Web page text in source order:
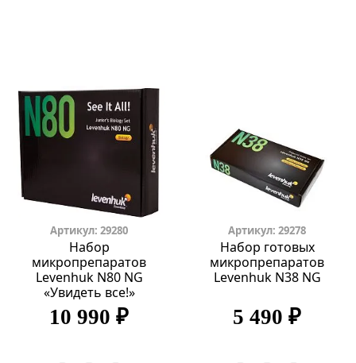
Артикул: 29280
Набор
микропрепаратов
Levenhuk N80 NG
«Увидеть все!»
10 990 ₽
Артикул: 29278
Набор готовых
микропрепаратов
Levenhuk N38 NG
5 490 ₽